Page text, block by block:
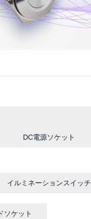
DC電源ソケット
イルミネーションスイッチ
ソケット